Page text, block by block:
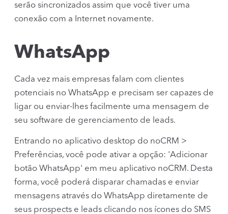
serão sincronizados assim que você tiver uma
conexão com a Internet novamente.
WhatsApp
Cada vez mais empresas falam com clientes
potenciais no WhatsApp e precisam ser capazes de
ligar ou enviar-lhes facilmente uma mensagem de
seu software de gerenciamento de leads.
Entrando no aplicativo desktop do noCRM >
Preferências, você pode ativar a opção: 'Adicionar
botão WhatsApp' em meu aplicativo noCRM. Desta
forma, você poderá disparar chamadas e enviar
mensagens através do WhatsApp diretamente de
seus prospects e leads clicando nos ícones do SMS